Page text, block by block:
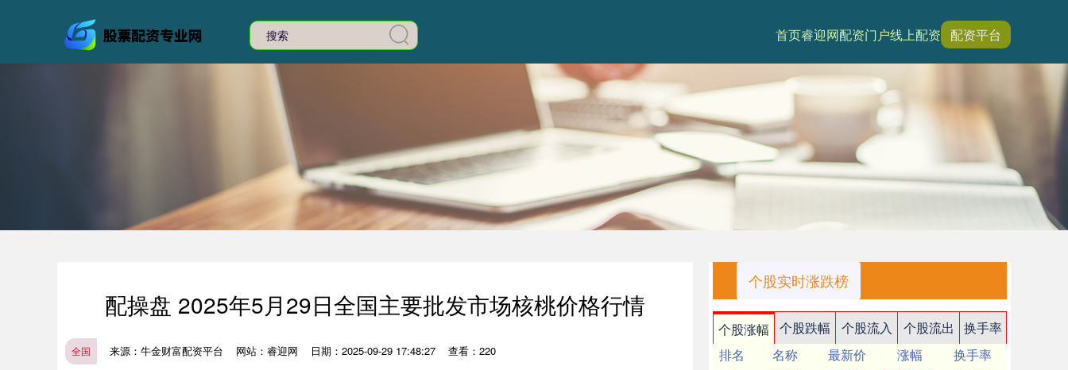
首页睿迎网配资门户线上配资 配资平台
配操盘 2025年5月29日全国主要批发市场核桃价格行情
全国 来源：牛金财富配资平台 网站：睿迎网 日期：2025-09-29 17:48:27 查看：220
个股实时涨跌榜
个股涨幅 个股跌幅 个股流入 个股流出
换手率
排名
名称 最新价 涨幅
换手率